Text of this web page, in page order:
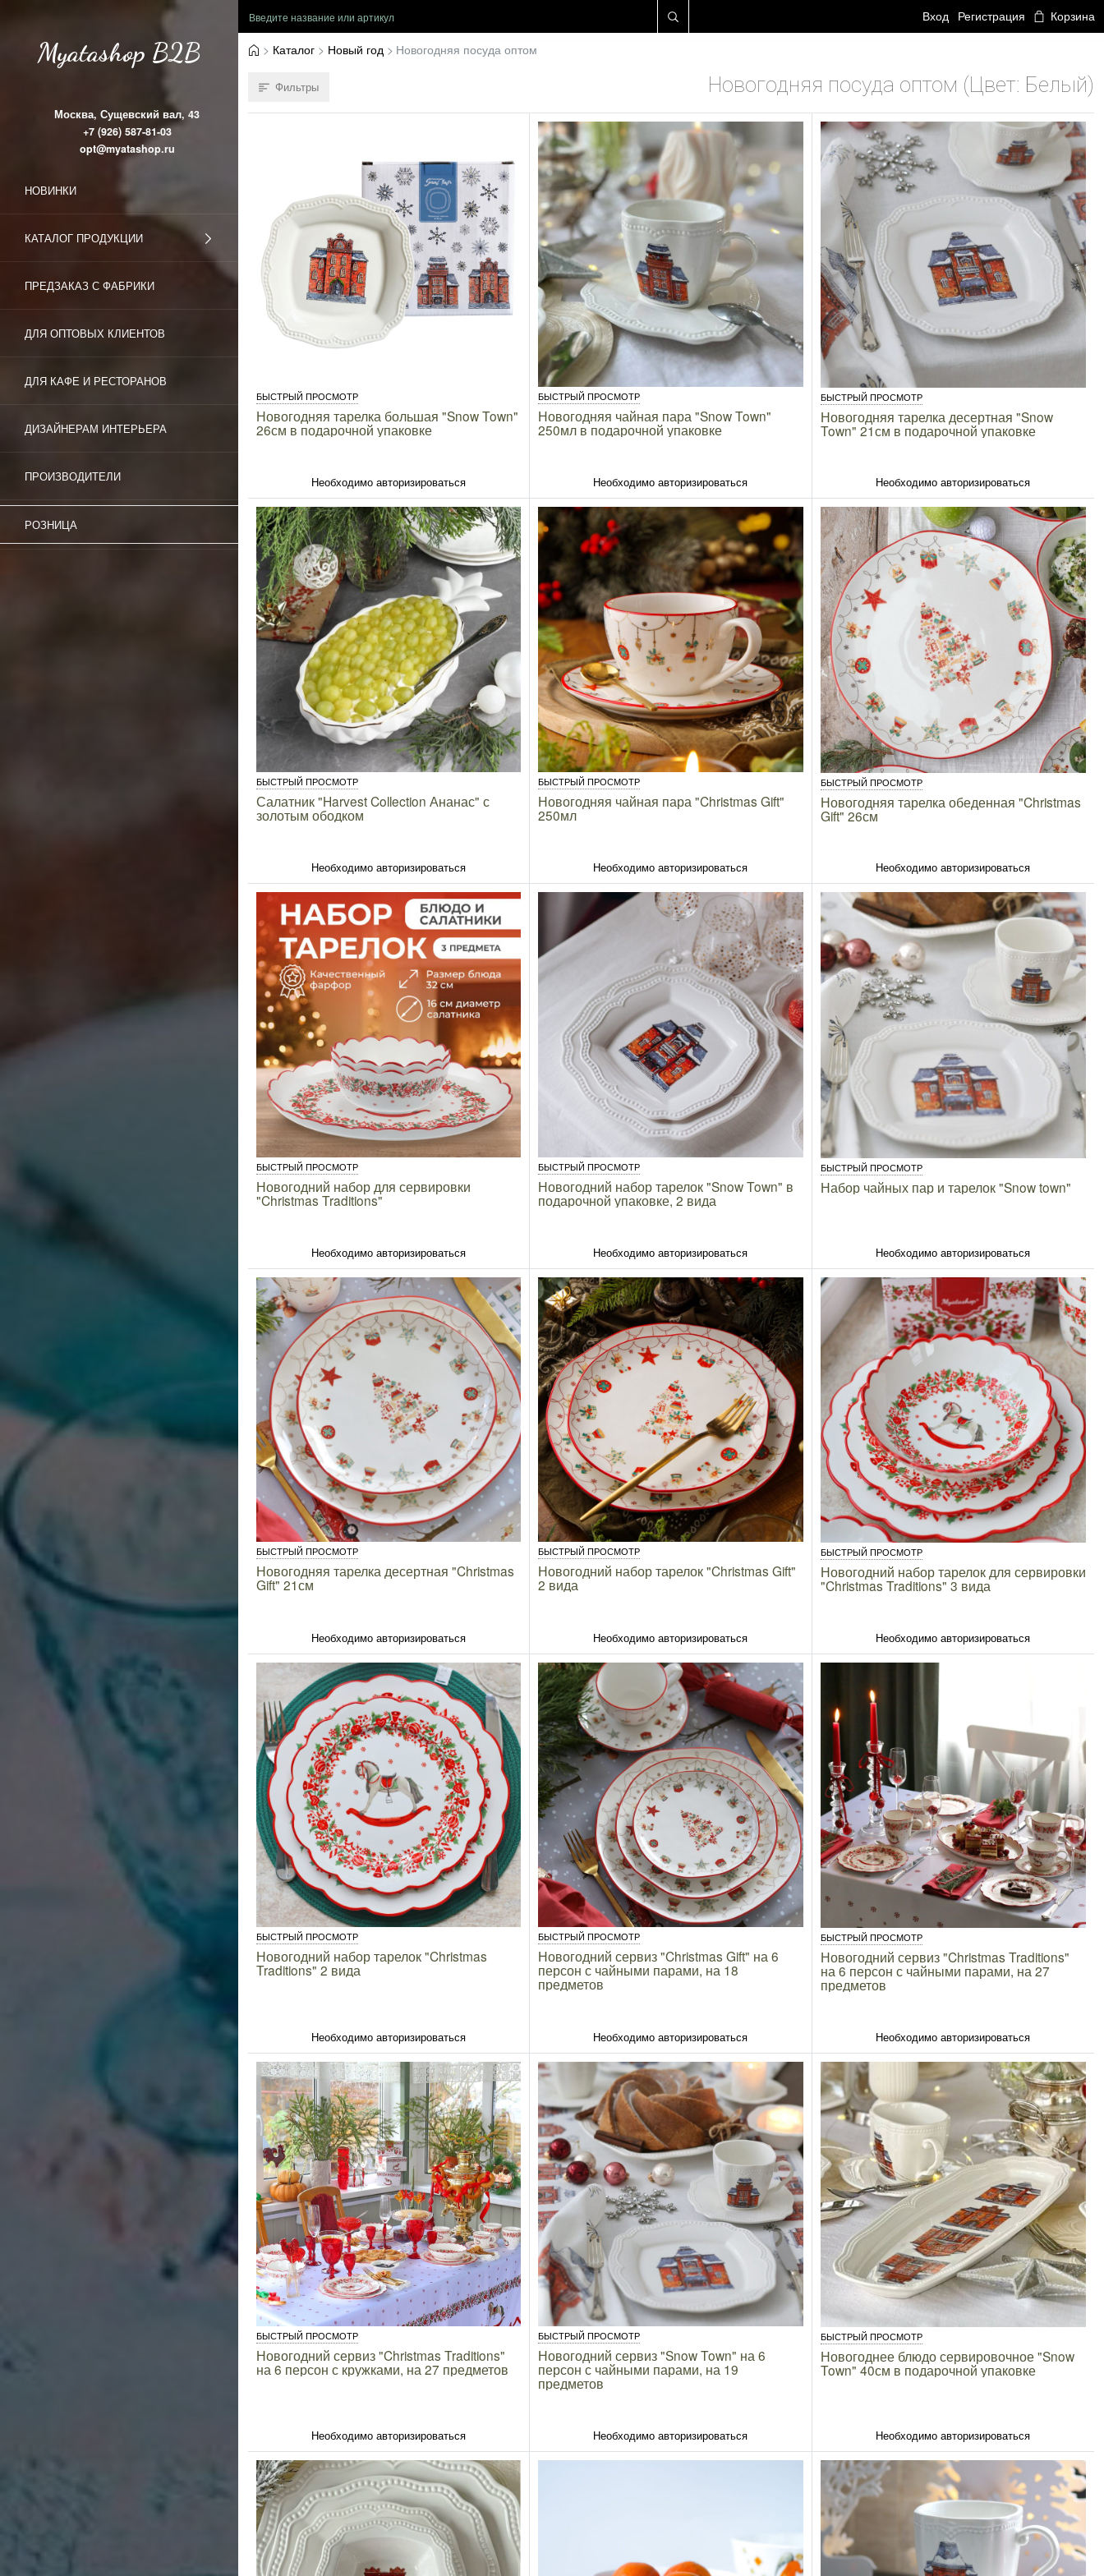
Вход Регистрация Корзина
Myatashop B2B
Москва, Сущевский вал, 43
+7 (926) 587-81-03
opt@myatashop.ru
НОВИНКИ
КАТАЛОГ ПРОДУКЦИИ
ПРЕДЗАКАЗ С ФАБРИКИ
ДЛЯ ОПТОВЫХ КЛИЕНТОВ
ДЛЯ КАФЕ И РЕСТОРАНОВ
ДИЗАЙНЕРАМ ИНТЕРЬЕРА
ПРОИЗВОДИТЕЛИ
РОЗНИЦА
Каталог Новый год Новогодняя посуда оптом
Фильтры Новогодняя посуда оптом (Цвет: Белый)
БЫСТРЫЙ ПРОСМОТР
Новогодняя тарелка большая "Snow Town"
26см в подарочной упаковке
Необходимо авторизироваться
БЫСТРЫЙ ПРОСМОТР
Новогодняя чайная пара "Snow Town"
250мл в подарочной упаковке
Необходимо авторизироваться
БЫСТРЫЙ ПРОСМОТР
Новогодняя тарелка десертная "Snow
Town" 21см в подарочной упаковке
Необходимо авторизироваться
БЫСТРЫЙ ПРОСМОТР
Салатник "Harvest Collection Ананас" с
золотым ободком
Необходимо авторизироваться
БЫСТРЫЙ ПРОСМОТР
Новогодняя чайная пара "Christmas Gift"
250мл
Необходимо авторизироваться
БЫСТРЫЙ ПРОСМОТР
Новогодняя тарелка обеденная "Christmas
Gift" 26см
Необходимо авторизироваться
БЫСТРЫЙ ПРОСМОТР
Новогодний набор для сервировки
"Christmas Traditions"
Необходимо авторизироваться
БЫСТРЫЙ ПРОСМОТР
Новогодний набор тарелок "Snow Town" в
подарочной упаковке, 2 вида
Необходимо авторизироваться
БЫСТРЫЙ ПРОСМОТР
Набор чайных пар и тарелок "Snow town"
Необходимо авторизироваться
БЫСТРЫЙ ПРОСМОТР
Новогодняя тарелка десертная "Christmas
Gift" 21см
Необходимо авторизироваться
БЫСТРЫЙ ПРОСМОТР
Новогодний набор тарелок "Christmas Gift"
2 вида
Необходимо авторизироваться
БЫСТРЫЙ ПРОСМОТР
Новогодний набор тарелок для сервировки
"Christmas Traditions" 3 вида
Необходимо авторизироваться
БЫСТРЫЙ ПРОСМОТР
Новогодний набор тарелок "Christmas
Traditions" 2 вида
Необходимо авторизироваться
БЫСТРЫЙ ПРОСМОТР
Новогодний сервиз "Christmas Gift" на 6
персон с чайными парами, на 18
предметов
Необходимо авторизироваться
БЫСТРЫЙ ПРОСМОТР
Новогодний сервиз "Christmas Traditions"
на 6 персон с чайными парами, на 27
предметов
Необходимо авторизироваться
БЫСТРЫЙ ПРОСМОТР
Новогодний сервиз "Christmas Traditions"
на 6 персон с кружками, на 27 предметов
Необходимо авторизироваться
БЫСТРЫЙ ПРОСМОТР
Новогодний сервиз "Snow Town" на 6
персон с чайными парами, на 19
предметов
Необходимо авторизироваться
БЫСТРЫЙ ПРОСМОТР
Новогоднее блюдо сервировочное "Snow
Town" 40см в подарочной упаковке
Необходимо авторизироваться